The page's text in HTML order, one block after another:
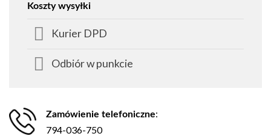
Koszty wysyłki
Kurier DPD
Odbiór w punkcie
Zamówienie telefoniczne:
794-036-750